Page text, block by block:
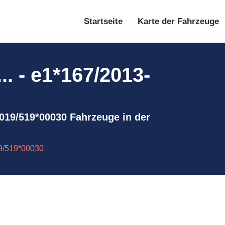
Startseite Karte der Fahrzeuge
- e1*167/2013-
519*00030 Fahrzeuge in der
519*00030